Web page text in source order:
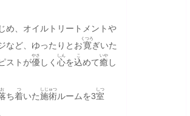
め、オイルトリートメントや
など、ゆったりとお寛
くつろ
ぎいた
ストが優
やさ
しく 心
しん
を込
こ
めて癒
いや
し
お
ち着
つ
いた施術
しじゅつ
ルームを3室
しつ